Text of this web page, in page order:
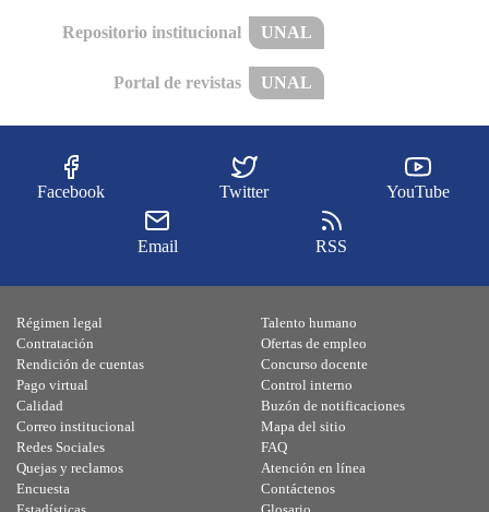
Repositorio institucional UNAL
Portal de revistas UNAL
Facebook Twitter YouTube
Email RSS
Régimen legal
Contratación
Rendición de cuentas
Pago virtual
Calidad
Talento humano
Ofertas de empleo
Concurso docente
Control interno
Buzón de notificaciones
Correo institucional
Redes Sociales
Quejas y reclamos
Encuesta
Mapa del sitio
FAQ
Atención en línea
Contáctenos